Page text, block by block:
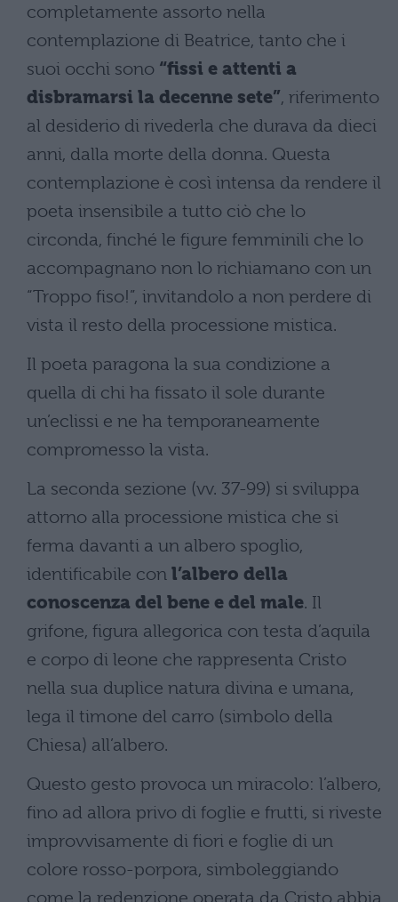
completamente assorto nella
contemplazione di Beatrice, tanto che i
suoi occhi sono “fissi e attenti a
disbramarsi la decenne sete”, riferimento
al desiderio di rivederla che durava da dieci
anni, dalla morte della donna. Questa
contemplazione è così intensa da rendere il
poeta insensibile a tutto ciò che lo
circonda, finché le figure femminili che lo
accompagnano non lo richiamano con un
“Troppo fiso!”, invitandolo a non perdere di
vista il resto della processione mistica.
Il poeta paragona la sua condizione a
quella di chi ha fissato il sole durante
un’eclissi e ne ha temporaneamente
compromesso la vista.
La seconda sezione (vv. 37-99) si sviluppa
attorno alla processione mistica che si
ferma davanti a un albero spoglio,
identificabile con l’albero della
conoscenza del bene e del male. Il
grifone, figura allegorica con testa d’aquila
e corpo di leone che rappresenta Cristo
nella sua duplice natura divina e umana,
lega il timone del carro (simbolo della
Chiesa) all’albero.
Questo gesto provoca un miracolo: l’albero,
fino ad allora privo di foglie e frutti, si riveste
improvvisamente di fiori e foglie di un
colore rosso-porpora, simboleggiando
come la redenzione operata da Cristo abbia